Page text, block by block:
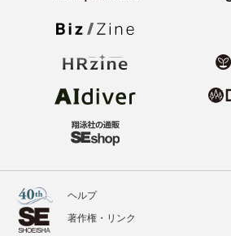
ヘルプ
著作権・リンク